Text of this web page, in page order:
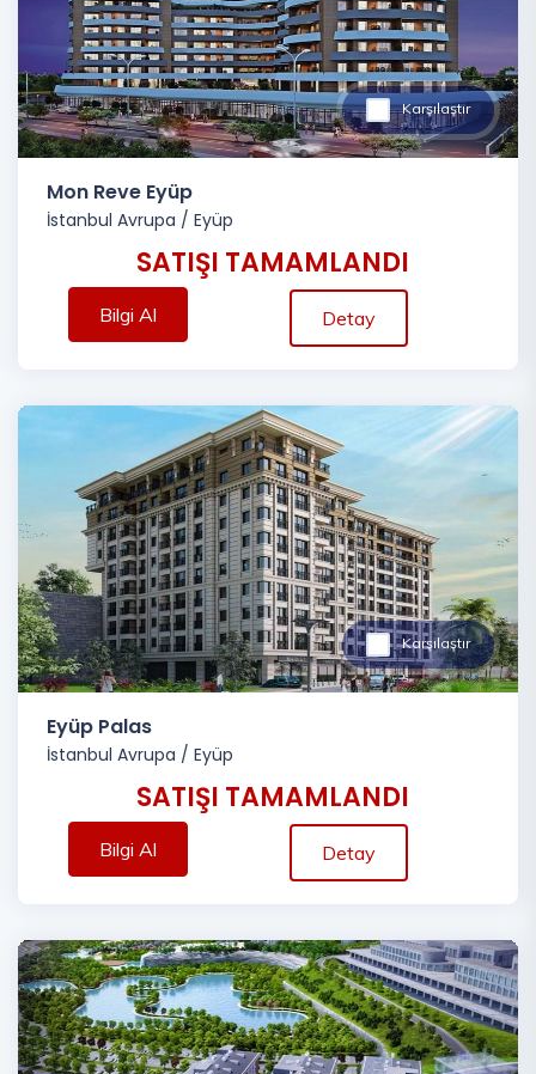
Karşılaştır
Mon Reve Eyüp
İstanbul Avrupa / Eyüp
SATIŞI TAMAMLANDI
Bilgi Al Detay
Karşılaştır
Eyüp Palas
İstanbul Avrupa / Eyüp
SATIŞI TAMAMLANDI
Bilgi Al Detay